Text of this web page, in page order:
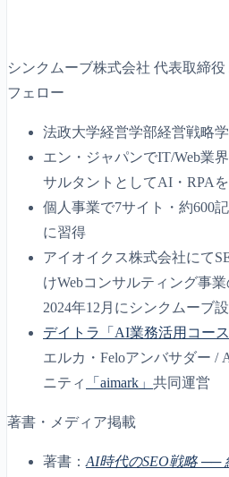
シンクムーブ株式会社 代表取締
フェロー
法政大学経営学部経営戦略学
エン・ジャパンでIT/Web業
サルタントとしてAI・RPA
個人事業で7サイト・約600
に習得
アイオイクス株式会社にて
けWebコンサルティング事
2024年12月にシンクムーブ
デイトラ「AI業務活用コース
エルカ・Feloアンバサダー /
ニティ
「aimark」 共同運営
著書・メディア掲載
著書： AI時代のSEO戦略 ──